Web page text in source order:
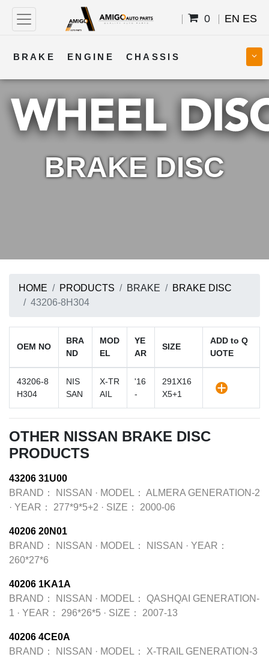
0 EN ES
BRAKE ENGINE CHASSIS
COOLING STEERING BODY
TRANSMISSION FUEL ELECTRICAL
BRAKE DISC
HOME PRODUCTS BRAKE
BRAKE DISC
43206-8H304
OEM NO
BRA
ND
MOD
EL
YE
AR
SIZE
ADD to Q
UOTE
43206-8
H304
NIS
SAN
X-TR
AIL
'16
-
291X16
X5+1
OTHER NISSAN BRAKE DISC
PRODUCTS
43206 31U00
BRAND：
NISSAN · MODEL： ALMERA GENERATION-2
· YEAR： 277*9*5+2 · SIZE： 2000-06
40206 20N01
BRAND：
NISSAN · MODEL： NISSAN · YEAR：
260*27*6
40206 1KA1A
BRAND：
NISSAN · MODEL：
QASHQAI GENERATION-
1 · YEAR： 296*26*5 · SIZE： 2007-13
40206 4CE0A
BRAND：
NISSAN · MODEL：
X-TRAIL GENERATION-3